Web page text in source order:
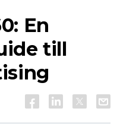
En
till